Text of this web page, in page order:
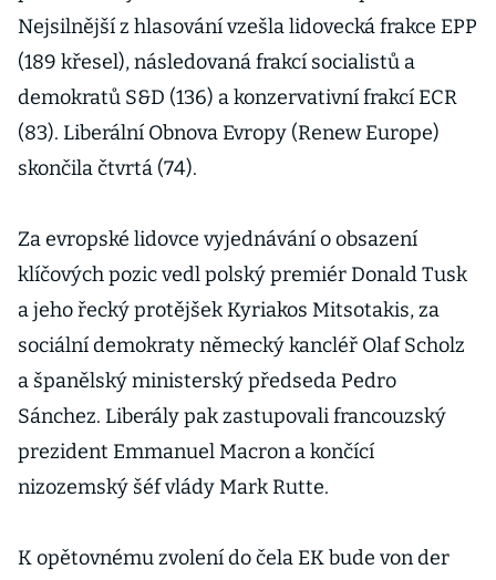
Nejsilnější z hlasování vzešla lidovecká frakce EPP
(189 křesel), následovaná frakcí socialistů a
demokratů S&D (136) a konzervativní frakcí ECR
(83). Liberální Obnova Evropy (Renew Europe)
skončila čtvrtá (74).
Za evropské lidovce vyjednávání o obsazení
klíčových pozic vedl polský premiér Donald Tusk
a jeho řecký protějšek Kyriakos Mitsotakis, za
sociální demokraty německý kancléř Olaf Scholz
a španělský ministerský předseda Pedro
Sánchez. Liberály pak zastupovali francouzský
prezident Emmanuel Macron a končící
nizozemský šéf vlády Mark Rutte.
K opětovnému zvolení do čela EK bude von der